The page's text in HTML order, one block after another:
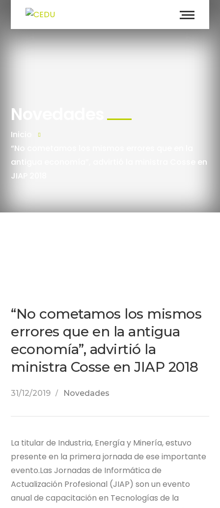
Novedades
Inicio
“No cometamos los mismos errores que en la
antigua economía”, advirtió la ministra Cosse en
JIAP 2018
“No cometamos los mismos
errores que en la antigua
economía”, advirtió la
ministra Cosse en JIAP 2018
31/12/2019 Novedades
La titular de Industria, Energía y Minería, estuvo
presente en la primera jornada de ese importante
evento.Las Jornadas de Informática de
Actualización Profesional (JIAP) son un evento
anual de capacitación en Tecnologías de la